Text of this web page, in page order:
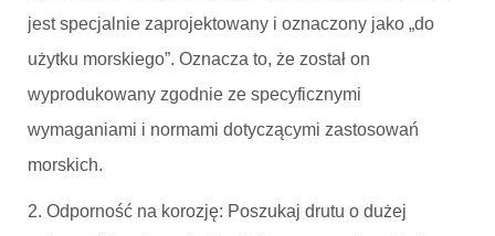
jest specjalnie zaprojektowany i oznaczony jako „do
użytku morskiego”. Oznacza to, że został on
wyprodukowany zgodnie ze specyficznymi
wymaganiami i normami dotyczącymi zastosowań
morskich.
2. Odporność na korozję: Poszukaj drutu o dużej